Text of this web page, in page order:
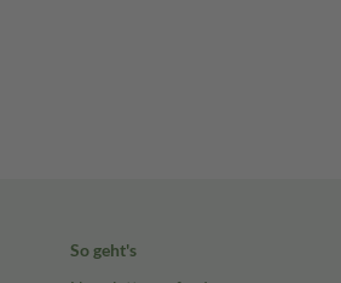
So geht's